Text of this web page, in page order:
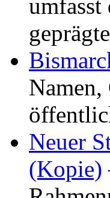
Neuer
(Kopie)